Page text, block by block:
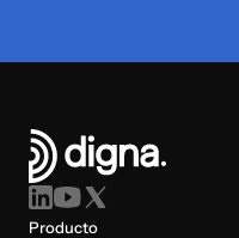
Producto